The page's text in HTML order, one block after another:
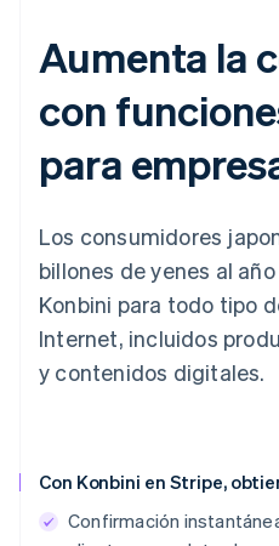
Aumenta la
con
para
Los consumidores
billones de yenes al
Konbini para todo tipo
Internet, incluidos
y contenidos digitales.
Con Konbini en Stripe,
Confirmación